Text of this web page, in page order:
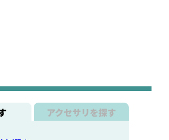
アクセサリを探す